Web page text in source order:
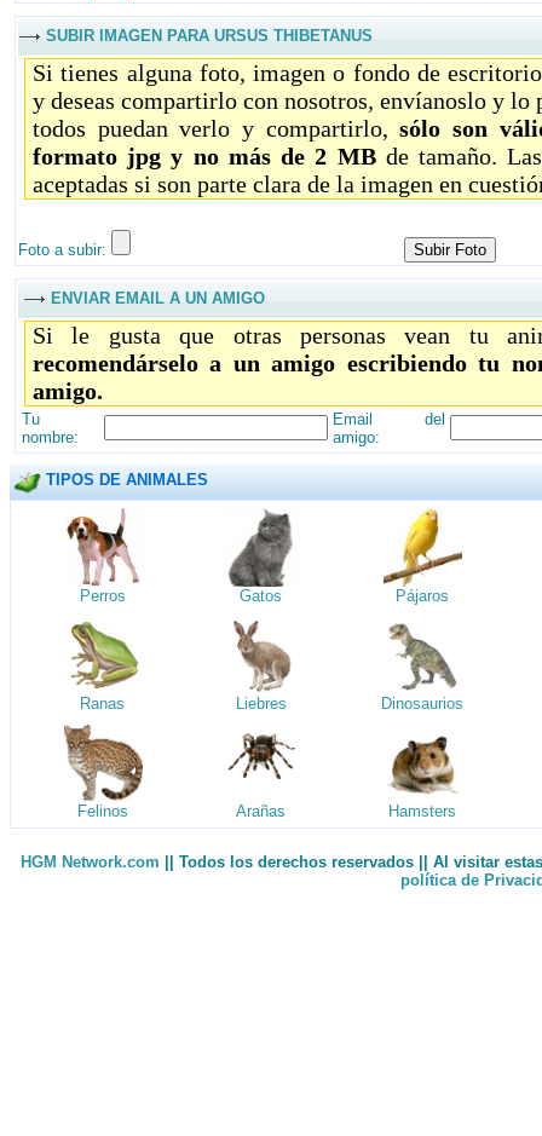
SUBIR IMAGEN PARA URSUS THIBETANUS
Si tienes alguna foto, imagen o fondo de
y deseas compartirlo con nosotros, envíanoslo y lo
todos puedan verlo y compartirlo,sólo son
formato jpg y no más de 2 MBde tamaño.
aceptadas si son parte clara de la imagen en
Foto a subir:
ENVIAR EMAIL A UN AMIGO
Si le gusta que otras personas vean tu
recomendárselo a un amigo escribiendo tu
amigo.
Tu
nombre:
Email del
amigo:
TIPOS DE ANIMALES
Perros Gatos Pájaros
Ranas Liebres Dinosaurios
Felinos Arañas Hamsters
HGM Network.com || Todos los derechos reservados || Al visitar
política de